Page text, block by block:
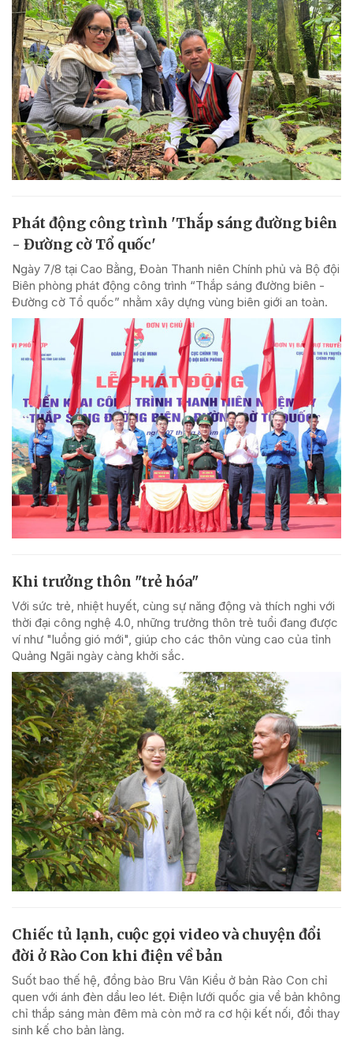
Phát động công trình 'Thắp sáng đường biên
- Đường cờ Tổ quốc'
Ngày 7/8 tại Cao Bằng, Đoàn Thanh niên Chính phủ và Bộ đội
Biên phòng phát động công trình “Thắp sáng đường biên -
Đường cờ Tổ quốc” nhằm xây dựng vùng biên giới an toàn.
Khi trưởng thôn "trẻ hóa"
Với sức trẻ, nhiệt huyết, cùng sự năng động và thích nghi với
thời đại công nghệ 4.0, những trưởng thôn trẻ tuổi đang được
ví như "luồng gió mới", giúp cho các thôn vùng cao của tỉnh
Quảng Ngãi ngày càng khởi sắc.
Chiếc tủ lạnh, cuộc gọi video và chuyện đổi
đời ở Rào Con khi điện về bản
Suốt bao thế hệ, đồng bào Bru Vân Kiều ở bản Rào Con chỉ
quen với ánh đèn dầu leo lét. Điện lưới quốc gia về bản không
chỉ thắp sáng màn đêm mà còn mở ra cơ hội kết nối, đổi thay
sinh kế cho bản làng.